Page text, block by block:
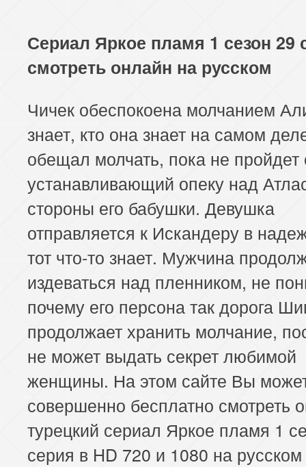
Сериал Яркое пламя 1 сезон 29
смотреть онлайн на русском
Чичек обеспокоена молчанием
знает, кто она знает на самом
обещал молчать, пока не пройдет
устанавливающий опеку над
стороны его бабушки. Девушка
отправляется к Искандеру в
тот что-то знает. Мужчина
издеваться над пленником, не
почему его персона так дорога
продолжает хранить молчание,
не может выдать секрет любимой
женщины. На этом сайте Вы
совершенно бесплатно смотреть
турецкий сериал Яркое пламя 1
серия в HD 720 и 1080 на